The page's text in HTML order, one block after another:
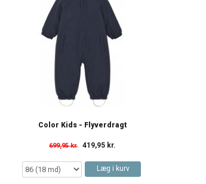
Color Kids - Flyverdragt
699,95 kr. 419,95 kr.
Læg i kurv